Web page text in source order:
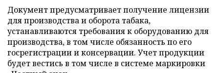
Документ предусматривает получение лицензии
для производства и оборота табака,
устанавливаются требования к оборудованию для
производства, в том числе обязанность по его
госрегистрации и консервации. Учет продукции
будет вестись в том числе в системе маркировки